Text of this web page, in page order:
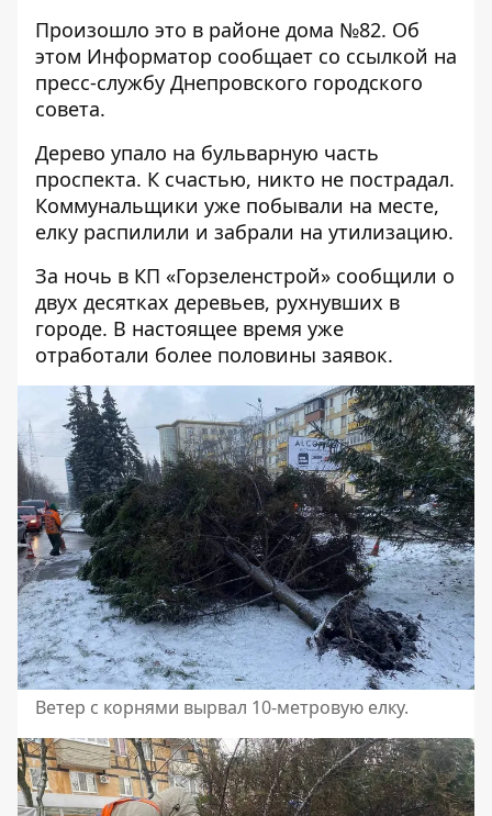
Произошло это в районе дома №82. Об
этом Информатор сообщает со ссылкой на
пресс-службу Днепровского городского
совета.
Дерево упало на бульварную часть
проспекта. К счастью, никто не пострадал.
Коммунальщики уже побывали на месте,
елку распилили и забрали на утилизацию.
За ночь в КП «Горзеленстрой» сообщили о
двух десятках деревьев, рухнувших в
городе. В настоящее время уже
отработали более половины заявок.
Ветер с корнями вырвал 10-метровую елку.